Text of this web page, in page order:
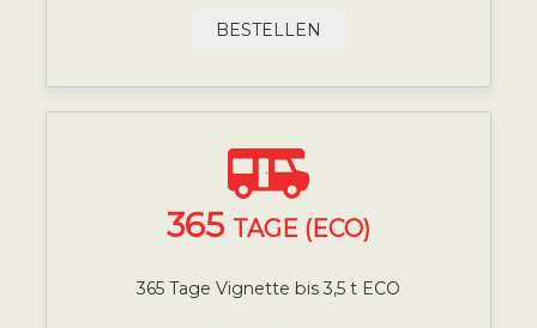
BESTELLEN
365 TAGE (ECO)
365 Tage Vignette bis 3,5 t ECO